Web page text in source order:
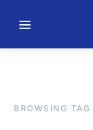
BROWSING TAG